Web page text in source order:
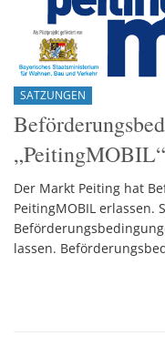
SATZUNGEN
„PeitingMOBIL“
Der Markt Peiting hat
PeitingMOBIL erlassen.
lassen.